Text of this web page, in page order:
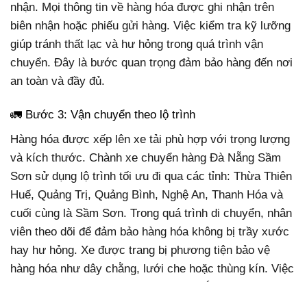
nhận. Mọi thông tin về hàng hóa được ghi nhận trên
biên nhận hoặc phiếu gửi hàng. Việc kiểm tra kỹ lưỡng
giúp tránh thất lạc và hư hỏng trong quá trình vận
chuyển. Đây là bước quan trọng đảm bảo hàng đến nơi
an toàn và đầy đủ.
🚛 Bước 3: Vận chuyển theo lộ trình
Hàng hóa được xếp lên xe tải phù hợp với trọng lượng
và kích thước. Chành xe chuyển hàng Đà Nẵng Sầm
Sơn sử dụng lộ trình tối ưu đi qua các tỉnh: Thừa Thiên
Huế, Quảng Trị, Quảng Bình, Nghệ An, Thanh Hóa và
cuối cùng là Sầm Sơn. Trong quá trình di chuyển, nhân
viên theo dõi để đảm bảo hàng hóa không bị trầy xước
hay hư hỏng. Xe được trang bị phương tiện bảo vệ
hàng hóa như dây chằng, lưới che hoặc thùng kín. Việc